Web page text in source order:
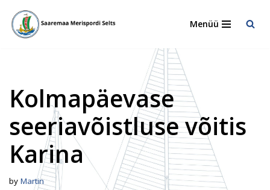
Skip
Menüü
Kolmapäevase
seeriavõistluse võitis
Karina
by Martin